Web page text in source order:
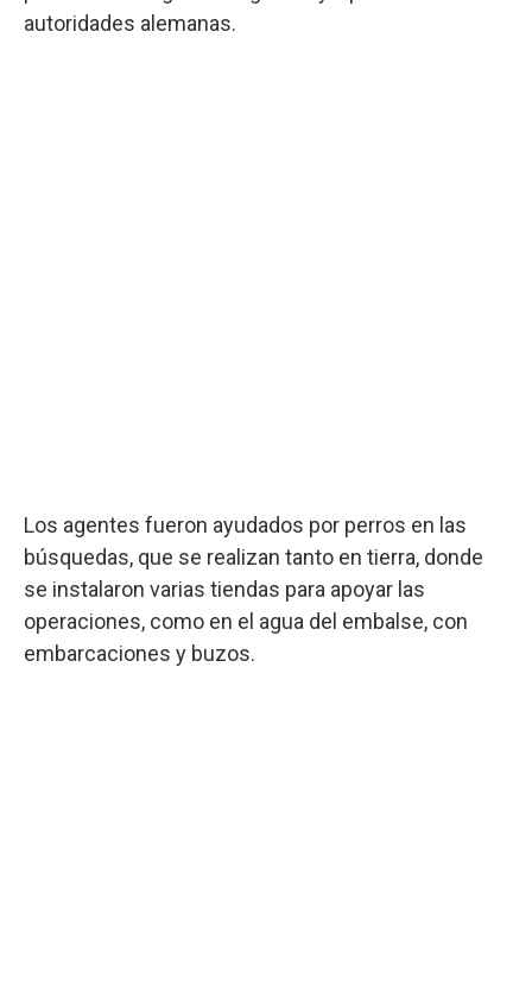
autoridades alemanas.
Los agentes fueron ayudados por perros en las
búsquedas, que se realizan tanto en tierra, donde
se instalaron varias tiendas para apoyar las
operaciones, como en el agua del embalse, con
embarcaciones y buzos.